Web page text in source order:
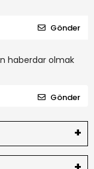
Gönder
haberdar olmak
Gönder